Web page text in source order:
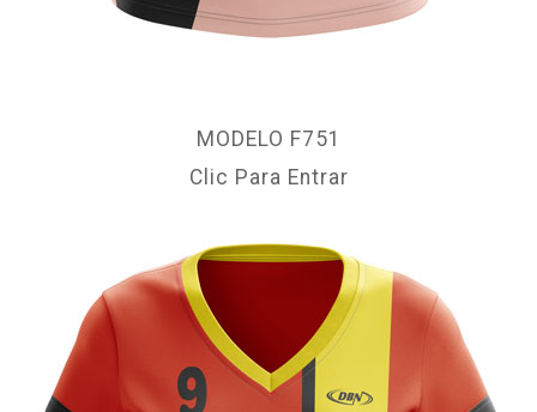
MODELO F751
Clic Para Entrar